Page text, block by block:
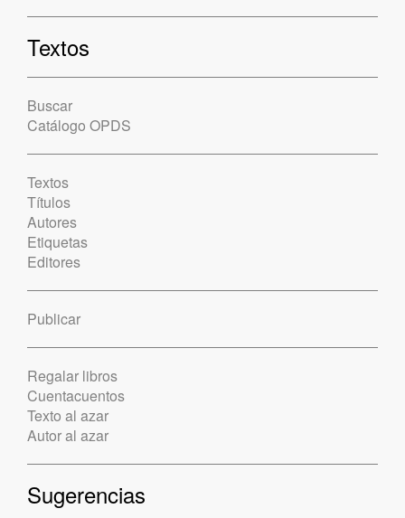
Textos
Buscar
Catálogo OPDS
Textos
Títulos
Autores
Etiquetas
Editores
Publicar
Regalar libros
Cuentacuentos
Texto al azar
Autor al azar
Sugerencias